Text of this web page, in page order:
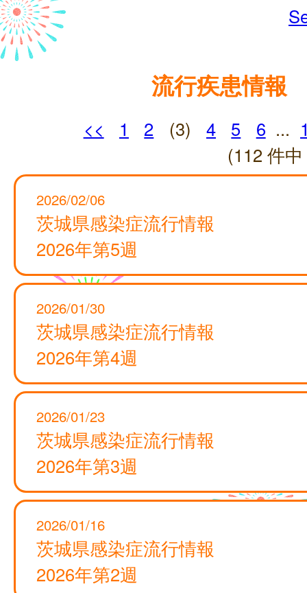
流行疾患情報
<< 1 2 (3) 4 5 6 ...
(112 件
2026/02/06
茨城県感染症流行情報
2026年第5週
2026/01/30
茨城県感染症流行情報
2026年第4週
2026/01/23
茨城県感染症流行情報
2026年第3週
2026/01/16
茨城県感染症流行情報
2026年第2週